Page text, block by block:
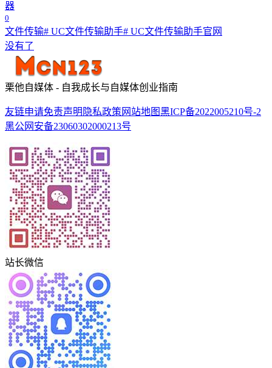
器
0
文件传输# UC文件传输助手# UC文件传输助手官网
没有了
栗他自媒体 - 自我成长与自媒体创业指南
友链申请免责声明 隐私政策 网站地图黑ICP备2022005210号-2
黑公网安备23060302000213号
站长微信